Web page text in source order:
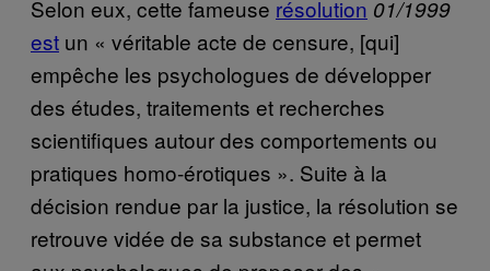
Selon eux, cette fameuse résolution 01/1999
est un « véritable acte de censure, [qui]
empêche les psychologues de développer
des études, traitements et recherches
scientifiques autour des comportements ou
pratiques homo-érotiques ». Suite à la
décision rendue par la justice, la résolution se
retrouve vidée de sa substance et permet